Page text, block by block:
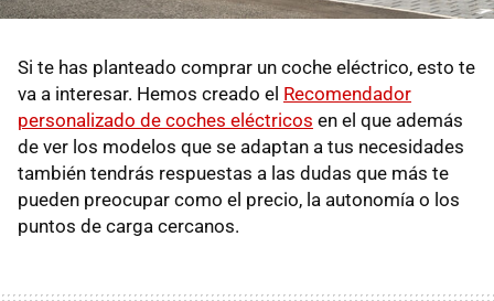
Si te has planteado comprar un coche eléctrico, esto te
va a interesar. Hemos creado el Recomendador
personalizado de coches eléctricos en el que además
de ver los modelos que se adaptan a tus necesidades
también tendrás respuestas a las dudas que más te
pueden preocupar como el precio, la autonomía o los
puntos de carga cercanos.